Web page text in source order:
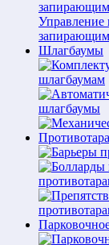
Управление
Шлагбаумы
шлагбаумам
шлагбаумы